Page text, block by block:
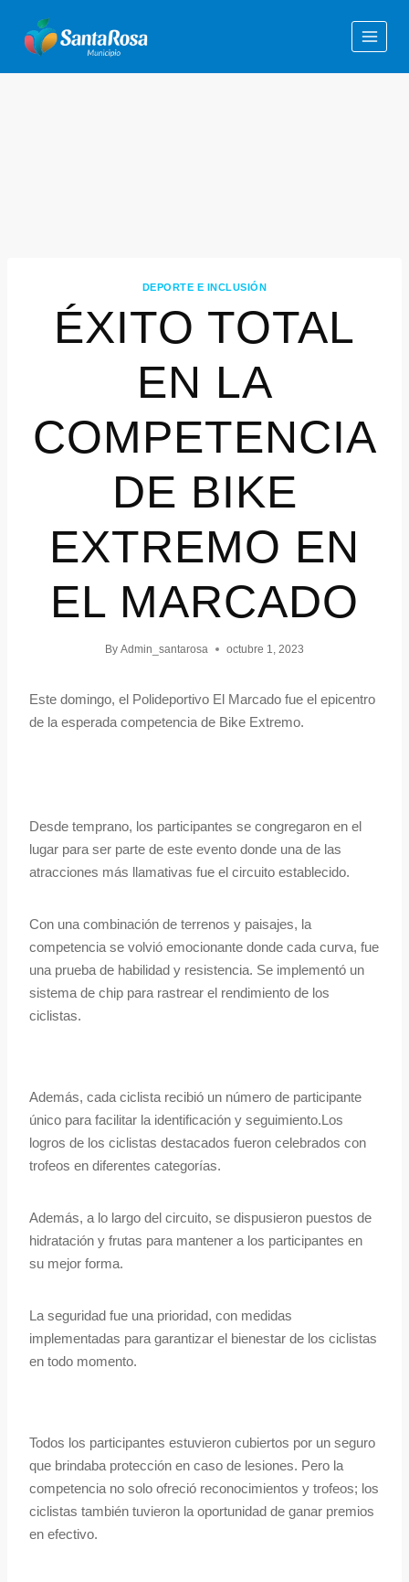
DEPORTE E INCLUSIÓN
ÉXITO TOTAL
EN LA
COMPETENCIA
DE BIKE
EXTREMO EN
EL MARCADO
By Admin_santarosa octubre 1, 2023
Este domingo, el Polideportivo El Marcado fue el epicentro
de la esperada competencia de Bike Extremo.
Desde temprano, los participantes se congregaron en el
lugar para ser parte de este evento donde una de las
atracciones más llamativas fue el circuito establecido.
Con una combinación de terrenos y paisajes, la
competencia se volvió emocionante donde cada curva, fue
una prueba de habilidad y resistencia. Se implementó un
sistema de chip para rastrear el rendimiento de los
ciclistas.
Además, cada ciclista recibió un número de participante
único para facilitar la identificación y seguimiento.Los
logros de los ciclistas destacados fueron celebrados con
trofeos en diferentes categorías.
Además, a lo largo del circuito, se dispusieron puestos de
hidratación y frutas para mantener a los participantes en
su mejor forma.
La seguridad fue una prioridad, con medidas
implementadas para garantizar el bienestar de los ciclistas
en todo momento.
Todos los participantes estuvieron cubiertos por un seguro
que brindaba protección en caso de lesiones. Pero la
competencia no solo ofreció reconocimientos y trofeos; los
ciclistas también tuvieron la oportunidad de ganar premios
en efectivo.